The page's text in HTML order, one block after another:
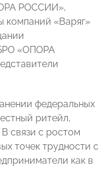
РОССИИ»,
компаний «Варяг»
«ОПОРА
федеральных
ритейл,
связи с ростом
точек трудности с
как в